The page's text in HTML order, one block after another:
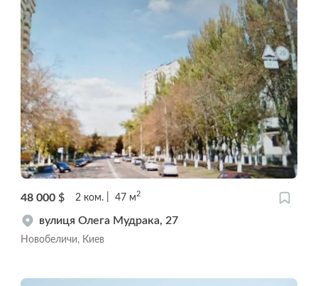
48 000 $ 2 ком. 47 м2
вулиця Олега Мудрака, 27
Новобеличи, Киев